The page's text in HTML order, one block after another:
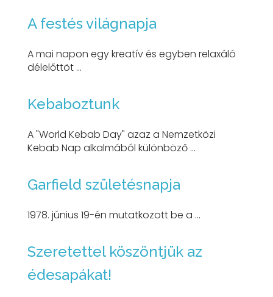
A festés világnapja
A mai napon egy kreatív és egyben relaxáló
délelőttöt ...
Kebaboztunk
A "World Kebab Day" azaz a Nemzetközi
Kebab Nap alkalmából különböző ...
Garfield születésnapja
1978. június 19-én mutatkozott be a ...
Szeretettel köszöntjük az
édesapákat!